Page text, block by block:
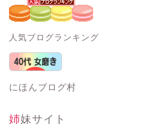
人気ブログランキング
にほんブログ村
姉妹サイト